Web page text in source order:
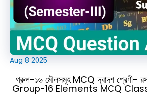
Aug 8 2025
গ্রুপ-১৬ মৌলসমূহ MCQ দ্বাদশ শ্রেণী-
Group-16 Elements MCQ